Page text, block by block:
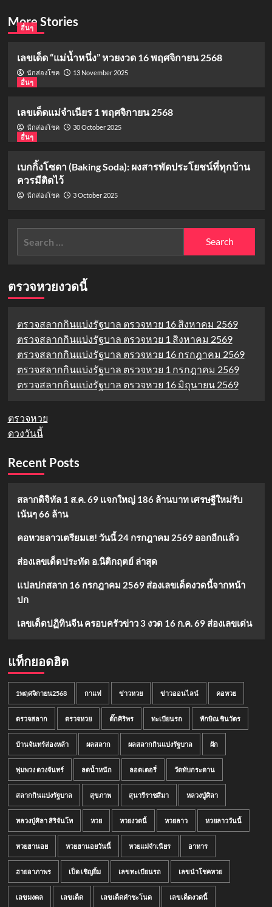
More Stories
อื่นๆ
เลขเด็ด “แม่น้ำหนึ่ง” หวยงวด 16 พฤศจิกายน 2568
นักส่องโชค
13 November 2025
อื่นๆ
เลขเด็ดแม่จำเนียร 1 พฤศจิกายน 2568
นักส่องโชค
30 October 2025
อื่นๆ
เบกกิ้งโซดา (Baking Soda): ผงสารพัดประโยชน์ที่ทุกบ้าน
ควรมีติดไว้
นักส่องโชค 3 October 2025
ตรวจหวยงวดนี้
ตรวจสลากกินแบ่งรัฐบาล ตรวจหวย 16 สิงหาคม 2569
ตรวจสลากกินแบ่งรัฐบาล ตรวจหวย 1 สิงหาคม 2569
ตรวจสลากกินแบ่งรัฐบาล ตรวจหวย 16 กรกฎาคม 2569
ตรวจสลากกินแบ่งรัฐบาล ตรวจหวย 1 กรกฎาคม 2569
ตรวจสลากกินแบ่งรัฐบาล ตรวจหวย 16 มิถุนายน 2569
ตรวจหวย
ดวงวันนี้
Recent Posts
สลากดิจิทัล 1 ส.ค. 69 แจกใหญ่ 186 ล้านบาท เศรษฐีใหม่รับ
เน้นๆ 66 ล้าน
คอหวยลาวเตรียมเฮ! วันนี้ 24 กรกฎาคม 2569 ออกอีกแล้ว
ส่องเลขเด็ดประทัด อ.นิติกฤตย์ ล่าสุด
แปลปกสลาก 16 กรกฎาคม 2569 ส่องเลขเด็ดงวดนี้จากหน้า
ปก
เลขเด็ดปฏิทินจีน ครอบครัวข่าว 3 งวด 16 ก.ค. 69 ส่องเลขเด่น
แท็กยอดฮิต
1พฤศจิกายน2568 กาแฟ ข่าวหวย ข่าวออนไลน์ คอหวย
ตรวจสลาก ตรวจหวย ตั๊กศิริพร ทะเบียนรถ ทักษิณ ชินวัตร
บ้านจันทร์ส่องหล้า ผลสลาก ผลสลากกินแบ่งรัฐบาล ผัก
พุ่มพวง ดวงจันทร์ ลดน้ำหนัก ลอตเตอรี่ วัดทับกระดาน
สลากกินแบ่งรัฐบาล สุขภาพ สุนารีราชสีมา หลวงปู่ศิลา
หลวงปู่ศิลา สิริจันโท หวย หวยงวดนี้ หวยลาว หวยลาววันนี้
หวยฮานอย หวยฮานอยวันนี้ หวยแม่จำเนียร อาหาร
ฮายอาภาพร เป็ด เชิญยิ้ม เลขทะเบียนรถ เลขนำโชคหวย
เลขมงคล เลขเด็ด เลขเด็ดคำชะโนด เลขเด็ดงวดนี้